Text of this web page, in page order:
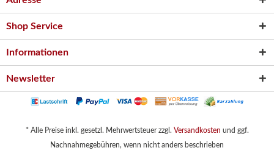
Shop Service
Informationen
Newsletter
* Alle Preise inkl. gesetzl. Mehrwertsteuer zzgl. Versandkosten und ggf.
Nachnahmegebühren, wenn nicht anders beschrieben